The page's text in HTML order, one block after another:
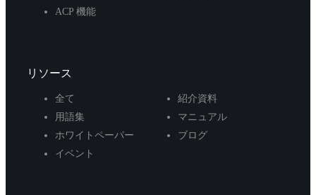
ACP 機能
リソース
全て
紹介資料
用語集
マニュアル
ホワイトペーパー
ブログ
イベント